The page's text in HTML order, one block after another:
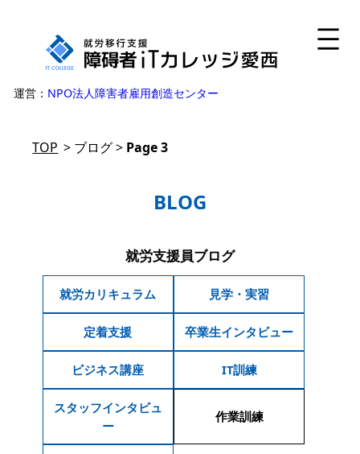
運営： NPO法人障害者雇用創造センター
TOP > ブログ> Page 3
BLOG
就労支援員ブログ
就労カリキュラム 見学・実習
定着支援 卒業生インタビュー
ビジネス講座 IT訓練
スタッフインタビュ
ー
作業訓練